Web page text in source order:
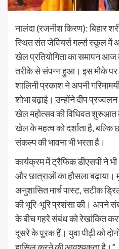
नालंदा (रजनीश किरण): बिहार
स्थित संत जेवियर्स गर्ल्स स्कूल में
खेल प्रतियोगिता का समापन आज
तरीके से संपन्न हुआ। इस मौके पर
शालिनी प्रकाश ने अपनी
शोभा बढ़ाई। उन्होंने दीप
खेल महोत्सव की विधिवत
खेल के महत्व को दर्शाता है, बल्कि
संकल्प की भावना भी भरता है।
कार्यक्रम में ट्रैफिक डीएसपी ने
और छात्राओं का हौसला
अनुशासित मार्च पास्ट, सटीक
की भूरि-भूरि प्रशंसा की। अपने
के बीच गहरे संबंध को रेखांकित
दूसरे के पूरक हैं। युवा पीढ़ी को